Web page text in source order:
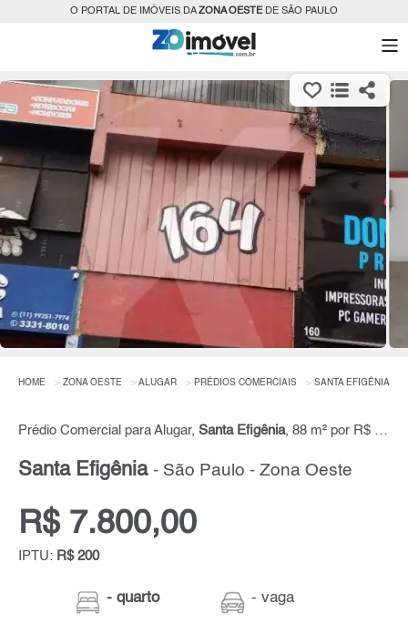
O PORTAL DE IMÓVEIS DAZONA OESTEDE SÃO PAULO
HOME ZONA OESTE ALUGAR PRÉDIOS COMERCIAIS SANTA EFIGÊNIA
Prédio Comercial para Alugar, Santa Efigênia, 88 m² por R$ 7.800,00
Santa Efigênia - São Paulo - Zona Oeste
R$ 7.800,00
IPTU: R$ 200
- quarto - vaga